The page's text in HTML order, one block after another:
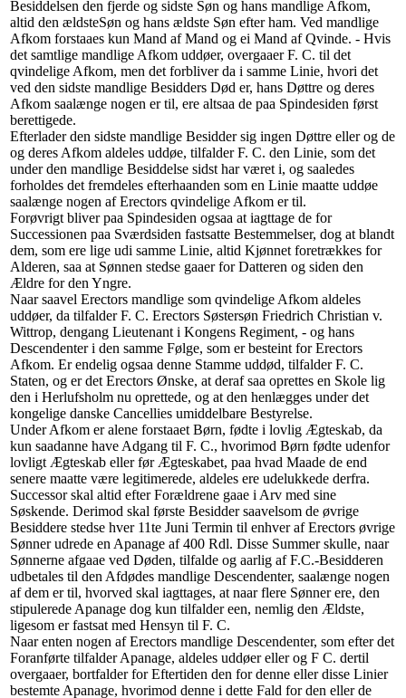
Besiddelsen den fjerde og sidste Søn og hans mandlige Afkom,
altid den ældsteSøn og hans ældste Søn efter ham. Ved mandlige
Afkom forstaaes kun Mand af Mand og ei Mand af Qvinde. - Hvis
det samtlige mandlige Afkom uddøer, overgaaer F. C. til det
qvindelige Afkom, men det forbliver da i samme Linie, hvori det
ved den sidste mandlige Besidders Død er, hans Døttre og deres
Afkom saalænge nogen er til, ere altsaa de paa Spindesiden først
berettigede.
Efterlader den sidste mandlige Besidder sig ingen Døttre eller og de
og deres Afkom aldeles uddøe, tilfalder F. C. den Linie, som det
under den mandlige Besiddelse sidst har været i, og saaledes
forholdes det fremdeles efterhaanden som en Linie maatte uddøe
saalænge nogen af Erectors qvindelige Afkom er til.
Forøvrigt bliver paa Spindesiden ogsaa at iagttage de for
Successionen paa Sværdsiden fastsatte Bestemmelser, dog at blandt
dem, som ere lige udi samme Linie, altid Kjønnet foretrækkes for
Alderen, saa at Sønnen stedse gaaer for Datteren og siden den
Ældre for den Yngre.
Naar saavel Erectors mandlige som qvindelige Afkom aldeles
uddøer, da tilfalder F. C. Erectors Søstersøn Friedrich Christian v.
Wittrop, dengang Lieutenant i Kongens Regiment, - og hans
Descendenter i den samme Følge, som er besteint for Erectors
Afkom. Er endelig ogsaa denne Stamme uddød, tilfalder F. C.
Staten, og er det Erectors Ønske, at deraf saa oprettes en Skole lig
den i Herlufsholm nu oprettede, og at den henlægges under det
kongelige danske Cancellies umiddelbare Bestyrelse.
Under Afkom er alene forstaaet Børn, fødte i lovlig Ægteskab, da
kun saadanne have Adgang til F. C., hvorimod Børn fødte udenfor
lovligt Ægteskab eller før Ægteskabet, paa hvad Maade de end
senere maatte være legitimerede, aldeles ere udelukkede derfra.
Successor skal altid efter Forældrene gaae i Arv med sine
Søskende. Derimod skal første Besidder saavelsom de øvrige
Besiddere stedse hver 11te Juni Termin til enhver af Erectors øvrige
Sønner udrede en Apanage af 400 Rdl. Disse Summer skulle, naar
Sønnerne afgaae ved Døden, tilfalde og aarlig af F.C.-Besidderen
udbetales til den Afdødes mandlige Descendenter, saalænge nogen
af dem er til, hvorved skal iagttages, at naar flere Sønner ere, den
stipulerede Apanage dog kun tilfalder een, nemlig den Ældste,
ligesom er fastsat med Hensyn til F. C.
Naar enten nogen af Erectors mandlige Descendenter, som efter det
Foranførte tilfalder Apanage, aldeles uddøer eller og F C. dertil
overgaaer, bortfalder for Eftertiden den for denne eller disse Linier
bestemte Apanage, hvorimod denne i dette Fald for den eller de